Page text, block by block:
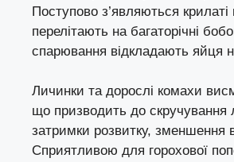
Поступово з’являються крилаті
перелітають на багаторічні
спарювання відкладають яйця
Личинки та дорослі комахи
що призводить до скручування
затримки розвитку, зменшення
Сприятливою для горохової